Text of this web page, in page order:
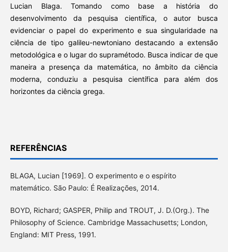
Lucian Blaga. Tomando como base a história do
desenvolvimento da pesquisa científica, o autor busca
evidenciar o papel do experimento e sua singularidade na
ciência de tipo galileu-newtoniano destacando a extensão
metodológica e o lugar do supramétodo. Busca indicar de que
maneira a presença da matemática, no âmbito da ciência
moderna, conduziu a pesquisa científica para além dos
horizontes da ciência grega.
REFERÊNCIAS
BLAGA, Lucian [1969]. O experimento e o espírito
matemático. São Paulo: É Realizações, 2014.
BOYD, Richard; GASPER, Philip and TROUT, J. D.(Org.). The
Philosophy of Science. Cambridge Massachusetts; London,
England: MIT Press, 1991.